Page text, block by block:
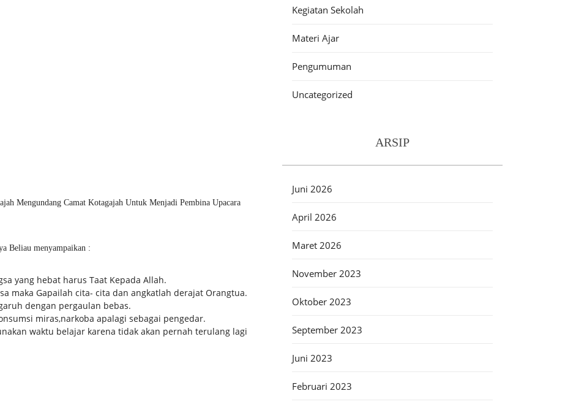
Mengundang Camat Kotagajah Untuk Menjadi Pembina Upacara
Beliau menyampaikan :
yang hebat harus Taat Kepada Allah.
maka Gapailah cita- cita dan angkatlah derajat Orangtua.
dengan pergaulan bebas.
miras,narkoba apalagi sebagai pengedar.
waktu belajar karena tidak akan pernah terulang lagi
Kegiatan Sekolah
Materi Ajar
Pengumuman
Uncategorized
ARSIP
Juni 2026
April 2026
Maret 2026
November 2023
Oktober 2023
September 2023
Juni 2023
Februari 2023